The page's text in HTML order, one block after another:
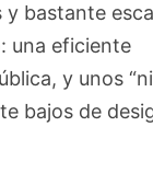
bastante
una eficiente
y unos
bajos de